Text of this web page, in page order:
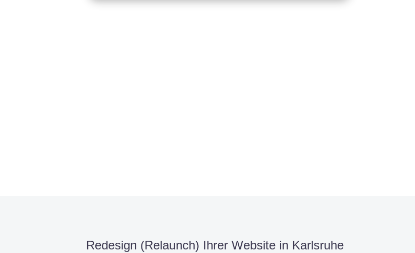
Redesign (Relaunch) Ihrer Website in Karlsruhe